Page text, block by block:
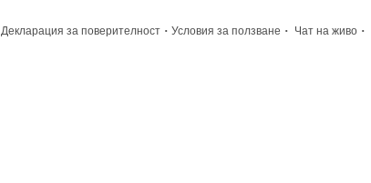
Декларация за поверителност · Условия за ползване · Чат на живо ·